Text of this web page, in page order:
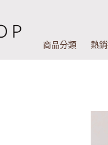
商品分類 熱